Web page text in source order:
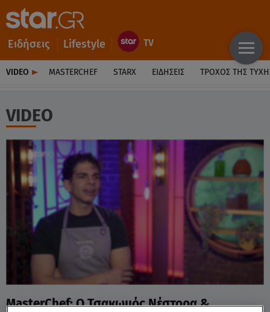
Ειδήσεις Lifestyle
VIDEO MASTERCHEF STARX ΕΙΔΉΣΕΙΣ ΤΡΟΧΌΣ ΤΗΣ
VIDEO
MasterChef: Ο Τσακωμός Νέστορα &